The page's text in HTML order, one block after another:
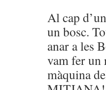
Al cap
un bosc.
anar a les
vam fer un
màquina